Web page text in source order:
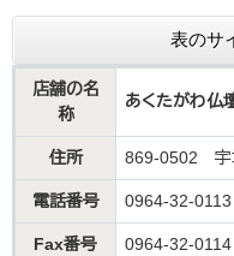
表のサ
店舗の名
称
あくたがわ仏
住所 869-0502 宇
電話番号 0964-32-0113
Fax番号 0964-32-0114